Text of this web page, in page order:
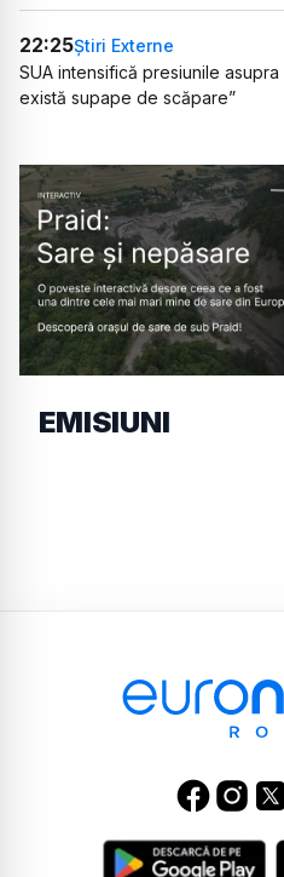
22:25Știri Externe
SUA intensifică presiunile asupra
există supape de scăpare”
EMISIUNI